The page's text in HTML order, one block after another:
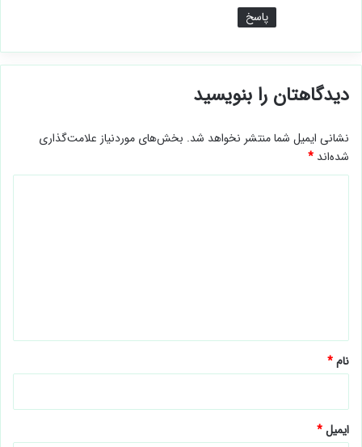
پاسخ
دیدگاهتان را بنویسید
نشانی ایمیل شما منتشر نخواهد شد. بخش‌های موردنیاز علامت‌گذاری
شده‌اند *
نام*
ایمیل*